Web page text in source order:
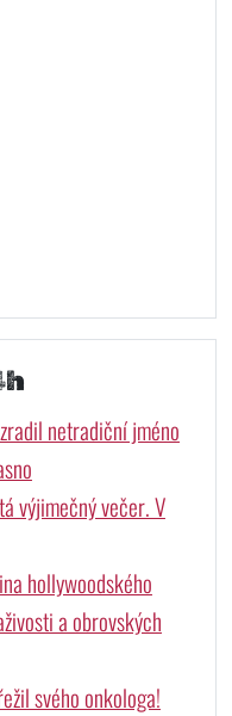
netradiční jméno
výjimečný večer. V
hollywoodského
a obrovských
svého onkologa!